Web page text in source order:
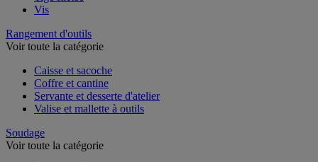
Vis
Rangement d'outils
Voir toute la catégorie
Caisse et sacoche
Coffre et cantine
Servante et desserte d'atelier
Valise et mallette à outils
Soudage
Voir toute la catégorie